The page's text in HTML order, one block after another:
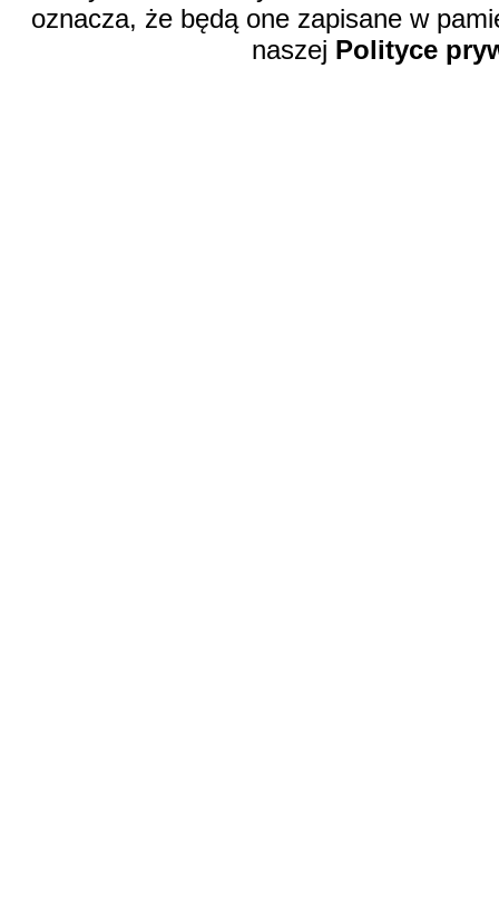
oznacza, że będą one zapisane w
naszej Polityce